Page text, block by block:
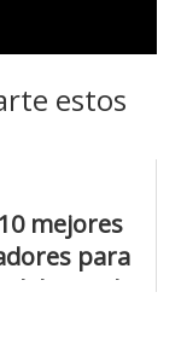
estos
mejores
para
del mundo